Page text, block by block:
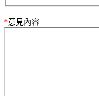
*意見內容